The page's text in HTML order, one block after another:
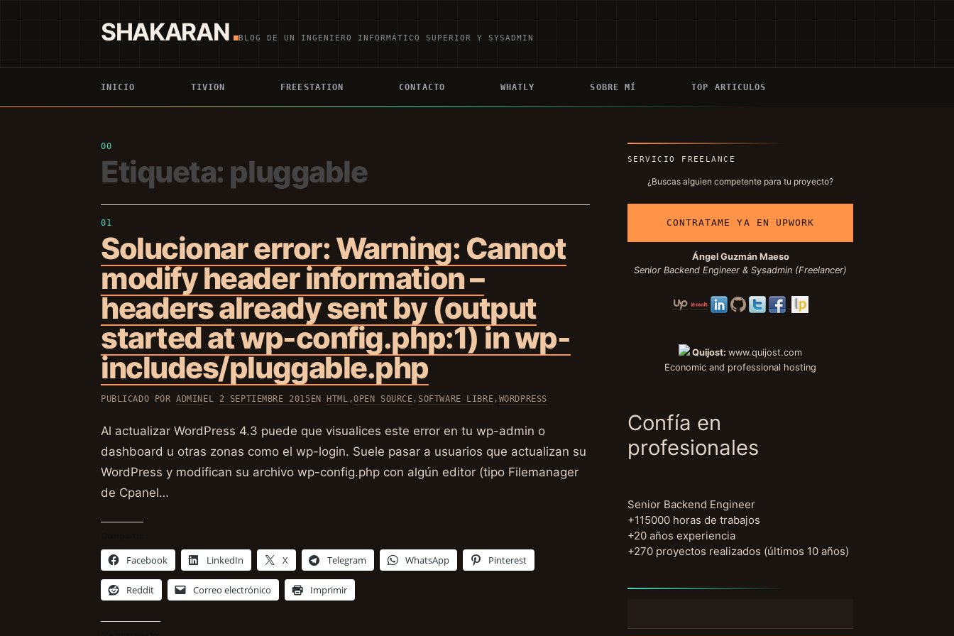
SHAKARAN BLOG DE UN INGENIERO INFORMÁTICO SUPERIOR Y SYSADMIN
INICIO TIVION FREESTATION CONTACTO WHATLY SOBRE MÍ TOP ARTICULOS
Etiqueta: pluggable
Solucionar error: Warning: Cannot
modify header information –
headers already sent by (output
started at wp-config.php:1) in wp-
includes/pluggable.php
PUBLICADO PORADMINEL 2 SEPTIEMBRE 2015ENHTML ,OPEN SOURCE , SOFTWARE LIBRE , WORDPRESS
Al actualizar WordPress 4.3 puede que visualices este error en tu wp-admin o
dashboard u otras zonas como el wp-login. Suele pasar a usuarios que actualizan su
WordPress y modifican su archivo wp-config.php con algún editor (tipo Filemanager
de Cpanel…
Facebook LinkedIn X Telegram WhatsApp Pinterest
Reddit Correo electrónico Imprimir
SERVICIO FREELANCE
¿Buscas alguien competente para tu proyecto?
CONTRATAME YA EN UPWORK
Ángel Guzmán Maeso
Senior Backend Engineer & Sysadmin (Freelancer)
Quijost: www.quijost.com
Economic and professional hosting
Confía en
profesionales
Senior Backend Engineer
+115000 horas de trabajos
+20 años experiencia
+270 proyectos realizados (últimos 10 años)